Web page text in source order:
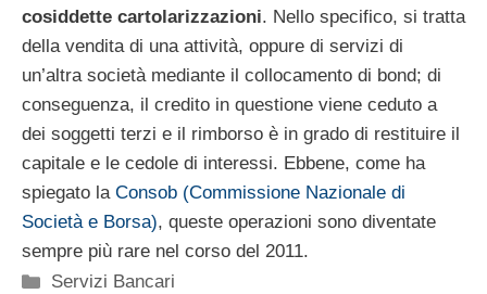
cosiddette cartolarizzazioni. Nello specifico, si tratta
della vendita di una attività, oppure di servizi di
un’altra società mediante il collocamento di bond; di
conseguenza, il credito in questione viene ceduto a
dei soggetti terzi e il rimborso è in grado di restituire il
capitale e le cedole di interessi. Ebbene, come ha
spiegato la Consob (Commissione Nazionale di
Società e Borsa), queste operazioni sono diventate
sempre più rare nel corso del 2011.
Categorie
Servizi Bancari